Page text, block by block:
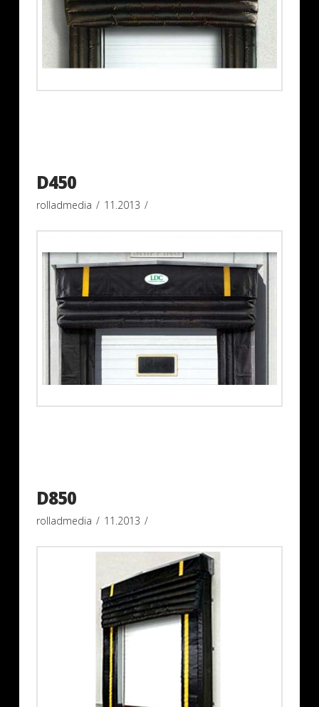
D450
rolladmedia 11.2013
D850
rolladmedia 11.2013